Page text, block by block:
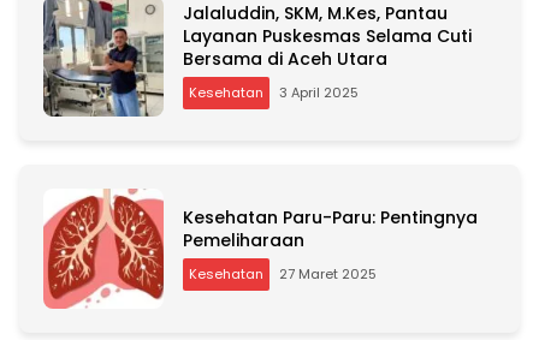
Jalaluddin, SKM, M.Kes, Pantau
Layanan Puskesmas Selama Cuti
Bersama di Aceh Utara
Kesehatan 3 April 2025
Kesehatan Paru-Paru: Pentingnya
Pemeliharaan
Kesehatan 27 Maret 2025